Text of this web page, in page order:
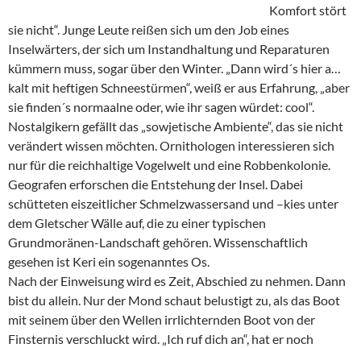
Komfort stört
sie nicht“. Junge Leute reißen sich um den Job eines
Inselwärters, der sich um Instandhaltung und Reparaturen
kümmern muss, sogar über den Winter. „Dann wird´s hier a…
kalt mit heftigen Schneestürmen“, weiß er aus Erfahrung, „aber
sie finden´s normaalne oder, wie ihr sagen würdet: cool“.
Nostalgikern gefällt das „sowjetische Ambiente“, das sie nicht
verändert wissen möchten. Ornithologen interessieren sich
nur für die reichhaltige Vogelwelt und eine Robbenkolonie.
Geografen erforschen die Entstehung der Insel. Dabei
schütteten eiszeitlicher Schmelzwassersand und –kies unter
dem Gletscher Wälle auf, die zu einer typischen
Grundmoränen-Landschaft gehören. Wissenschaftlich
gesehen ist Keri ein sogenanntes Os.
Nach der Einweisung wird es Zeit, Abschied zu nehmen. Dann
bist du allein. Nur der Mond schaut belustigt zu, als das Boot
mit seinem über den Wellen irrlichternden Boot von der
Finsternis verschluckt wird. „Ich ruf dich an“, hat er noch